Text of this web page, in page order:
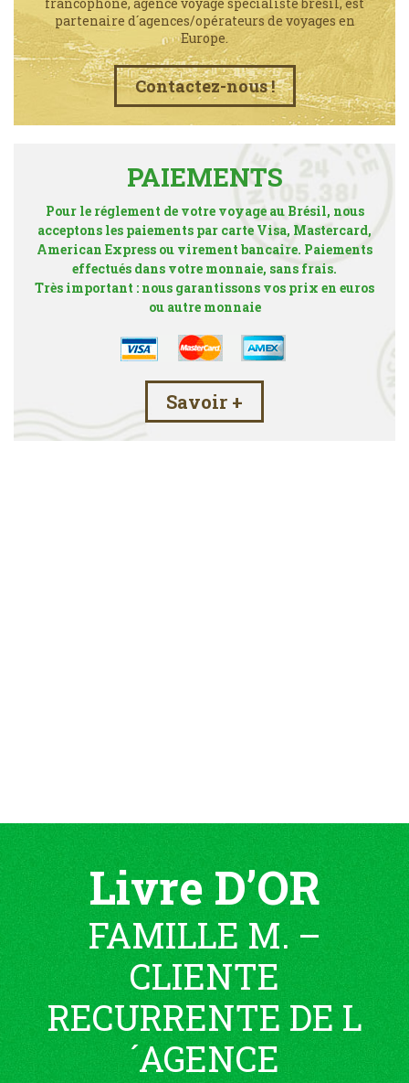
francophone, agence voyage spécialiste brésil, est
partenaire d´agences/opérateurs de voyages en
Europe.
Contactez-nous !
PAIEMENTS
Pour le réglement de votre voyage au Brésil, nous
acceptons les paiements par carte Visa, Mastercard,
American Express ou virement bancaire. Paiements
effectués dans votre monnaie, sans frais.
Très important : nous garantissons vos prix en euros
ou autre monnaie
Savoir +
Livre D’OR
FAMILLE M. –
CLIENTE
RECURRENTE DE L
´AGENCE